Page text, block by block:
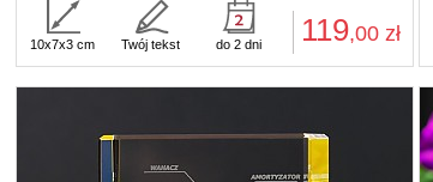
119,00zł
10x7x3 cm Twój tekst do 2 dni